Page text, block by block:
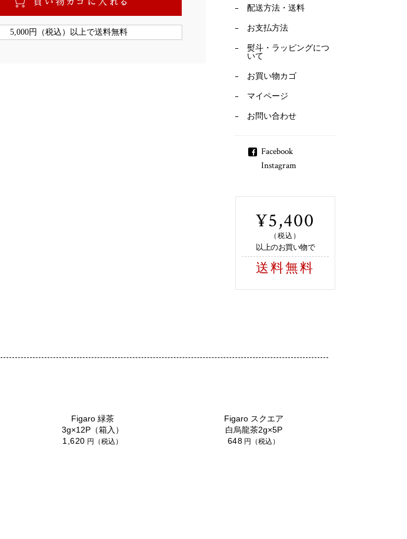
5,000円（税込）以上で送料無料
配送方法・送料
お支払方法
熨斗・ラッピングにつ
いて
お買い物カゴ
マイページ
お問い合わせ
Facebook
Instagram
¥5,400
（税込）
以上のお買い物で
送料無料
Figaro 緑茶
3g×12P（箱入）
1,620 円（税込）
Figaro スクエア
白烏龍茶2g×5P
648 円（税込）